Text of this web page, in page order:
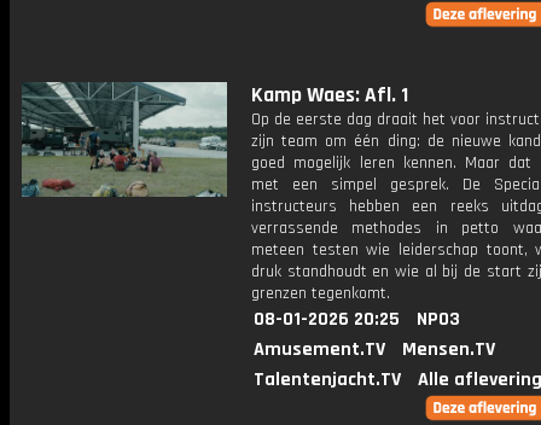
Kamp Waes: Afl. 1
Op de eerste dag draait het voor
zijn team om één ding: de nieuwe
goed mogelijk leren kennen. Maar
met een simpel gesprek. De
instructeurs hebben een reeks
verrassende methodes in petto
meteen testen wie leiderschap toont,
druk standhoudt en wie al bij de start
grenzen tegenkomt.
08-01-2026 20:25
NPO3
Amusement.TV
Mensen.TV
Talentenjacht.TV
Alle